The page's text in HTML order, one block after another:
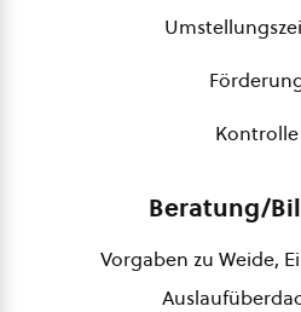
Kontrolle
Beratung/
Vorgaben zu Weide,